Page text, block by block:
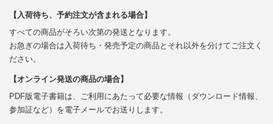
【入荷待ち、予約注文が含まれる場合】
すべての商品がそろい次第の発送となります。
お急ぎの場合は入荷待ち・発売予定の商品とそれ以外を分けてご注文く
ださい。
【オンライン発送の商品の場合】
PDF版電子書籍は、ご利用にあたって必要な情報（ダウンロード情報、
参加証など）を電子メールでお送りします。